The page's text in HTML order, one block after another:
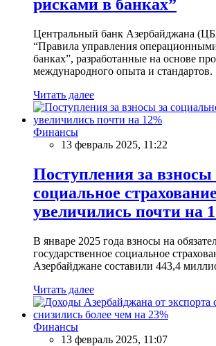
рисками в банках”
Центральный банк Азербайджана
“Правила управления
банках”, разработанные на основе
международного опыта и стандартов.
Читать далее
Финансы
13 февраль 2025, 11:22
Поступления за взносы
социальное страхование
увеличились почти на
В январе 2025 года взносы на
государственное социальное
Азербайджане составили 443,4
Читать далее
Финансы
13 февраль 2025, 11:07